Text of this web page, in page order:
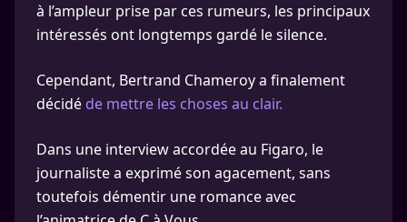
à l’ampleur prise par ces rumeurs, les principaux
intéressés ont longtemps gardé le silence.
Cependant, Bertrand Chameroy a finalement
décidé de mettre les choses au clair.
Dans une interview accordée au Figaro, le
journaliste a exprimé son agacement, sans
toutefois démentir une romance avec